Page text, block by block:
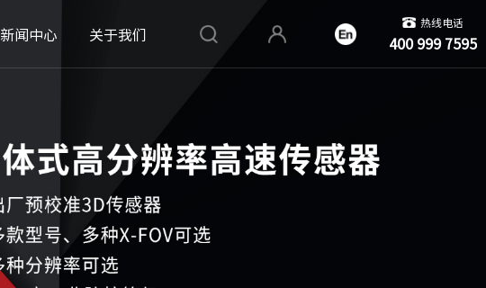
新闻中心 关于我们
热线电话
400 999 7595